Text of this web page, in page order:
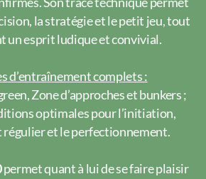
la stratégie et le petit jeu, tout
un esprit ludique et convivial.
d’entraînement complets :
Zone d’approches et bunkers ;
optimales pour l’initiation,
régulier et le perfectionnement.
permet quant à lui de se faire plaisir